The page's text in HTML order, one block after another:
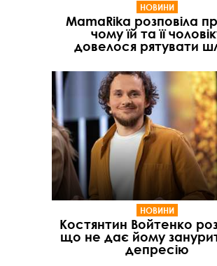
НОВИНИ
MamaRika розповіла
чому їй та її
довелося рятувати
НОВИНИ
Костянтин Войтенко
що не дає йому
депресію